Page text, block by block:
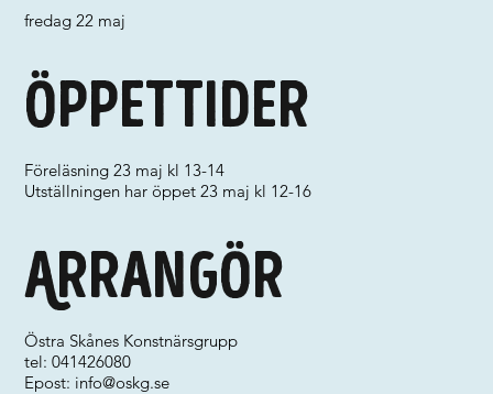
fredag 22 maj
Arrangör
Östra Skånes Konstnärsgrupp
tel: 041426080
Epost: info@oskg.se
Öppettider
Föreläsning 23 maj kl 13-14
Utställningen har öppet 23 maj kl 12-16